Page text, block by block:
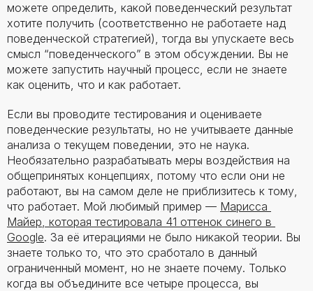
можете определить, какой поведенческий результат
хотите получить (соответственно не работаете над
поведенческой стратегией), тогда вы упускаете весь
смысл “поведенческого” в этом обсуждении. Вы не
можете запустить научный процесс, если не знаете
как оценить, что и как работает.
Если вы проводите тестирования и оцениваете
поведенческие результаты, но не учитываете данные
анализа о текущем поведении, это не наука.
Необязательно разрабатывать меры воздействия на
общепринятых концепциях, потому что если они не
работают, вы на самом деле не приблизитесь к тому,
что работает. Мой любимый пример — Марисса
Майер, которая тестировала 41 оттенок синего в
Google. За её итерациями не было никакой теории. Вы
знаете только то, что это сработало в данный
ограниченный момент, но не знаете почему. Только
когда вы объедините все четыре процесса, вы